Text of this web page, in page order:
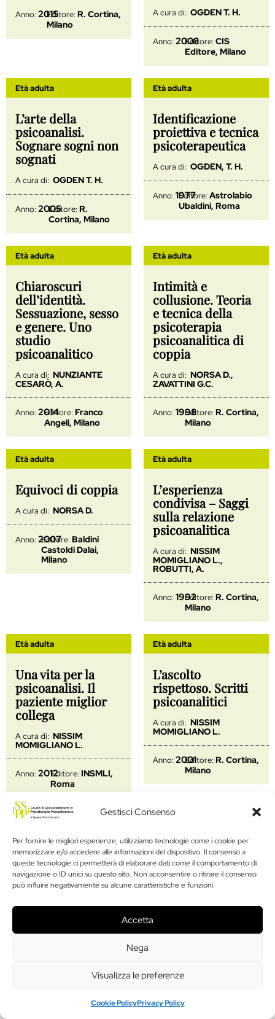
Gestisci Consenso
Per fornire le migliori esperienze, utilizziamo tecnologie come i cookie per
memorizzare e/o accedere alle informazioni del dispositivo. Il consenso a
queste tecnologie ci permetterà di elaborare dati come il comportamento di
navigazione o ID unici su questo sito. Non acconsentire o ritirare il consenso
può influire negativamente su alcune caratteristiche e funzioni.
Accetta
Nega
Visualizza le preferenze
Cookie PolicyPrivacy Policy
Anno:2015
Editore:R. Cortina,
Milano
A cura di: OGDEN T. H.
Anno:2008
Editore: CIS
Editore, Milano
Età adulta
L’arte della
psicoanalisi.
Sognare sogni non
sognati
A cura di: OGDEN T. H.
Anno:2005
Editore:R.
Cortina, Milano
Età adulta
Identificazione
proiettiva e tecnica
psicoterapeutica
A cura di: OGDEN, T. H.
Anno:1977
Editore: Astrolabio
Ubaldini, Roma
Età adulta
Chiaroscuri
dell’identità.
Sessuazione, sesso
e genere. Uno
studio
psicoanalitico
A cura di: NUNZIANTE
CESARÒ, A.
Anno:2014
Editore:Franco
Angeli, Milano
Età adulta
Intimità e
collusione. Teoria
e tecnica della
psicoterapia
psicoanalitica di
coppia
A cura di: NORSA D.,
ZAVATTINI G.C.
Anno:1998
Editore: R. Cortina,
Milano
Età adulta
Equivoci di coppia
A cura di: NORSA D.
Anno:2007
Editore:Baldini
Castoldi Dalai,
Milano
Età adulta
L’esperienza
condivisa – Saggi
sulla relazione
psicoanalitica
A cura di: NISSIM
MOMIGLIANO L.,
ROBUTTI, A.
Anno:1992Editore:R. Cortina,
Milano
Età adulta
Una vita per la
psicoanalisi. Il
paziente miglior
collega
A cura di: NISSIM
MOMIGLIANO L.
Anno:2012Editore:INSMLI,
Roma
Età adulta
L’ascolto
rispettoso. Scritti
psicoanalitici
A cura di: NISSIM
MOMIGLIANO L.
Anno:2001
Editore:R. Cortina,
Milano
Età adulta
Famiglie in
trasformazione
A cura di: NICOLÒ A.M.,
Anno:2015
Editore:Franco
Lavorare con la
famiglia
A cura di: NICOLÒ A.M,
Roma
Quale psicoanalisi
Età adulta
Quale psicoanalisi